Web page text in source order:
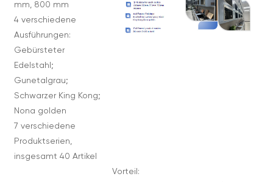
mm, 800 mm
4 verschiedene
Ausführungen:
Gebürsteter
Edelstahl;
Gunetalgrau;
Schwarzer King Kong;
Nona golden
7 verschiedene
Produktserien,
insgesamt 40 Artikel
Vorteil: